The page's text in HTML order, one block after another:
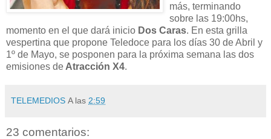
más, terminando
sobre las 19:00hs,
momento en el que dará inicio Dos Caras. En esta grilla
vespertina que propone Teledoce para los días 30 de Abril y
1º de Mayo, se posponen para la próxima semana las dos
emisiones de Atracción X4.
TELEMEDIOS A las 2:59
23 comentarios: